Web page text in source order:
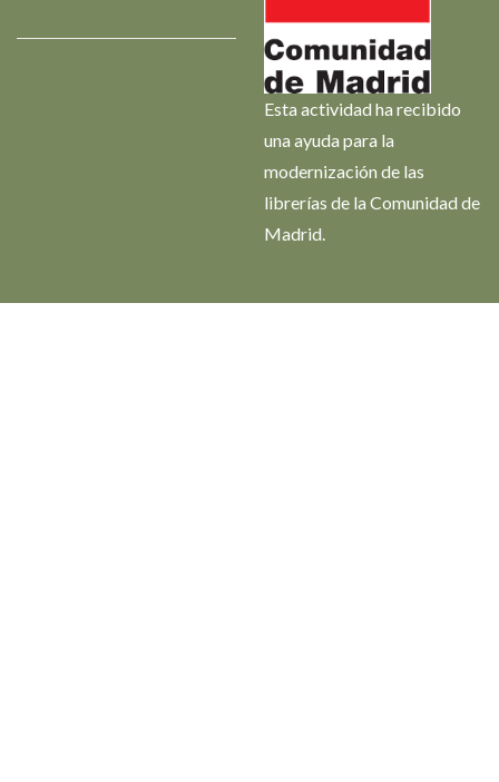
Esta actividad ha recibido
una ayuda para la
modernización de las
librerías de la Comunidad de
Madrid.